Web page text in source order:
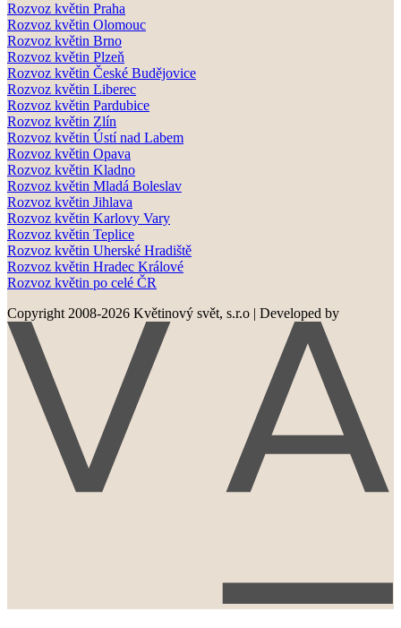
Rozvoz květin Praha
Rozvoz květin Olomouc
Rozvoz květin Brno
Rozvoz květin Plzeň
Rozvoz květin České Budějovice
Rozvoz květin Liberec
Rozvoz květin Pardubice
Rozvoz květin Zlín
Rozvoz květin Ústí nad Labem
Rozvoz květin Opava
Rozvoz květin Kladno
Rozvoz květin Mladá Boleslav
Rozvoz květin Jihlava
Rozvoz květin Karlovy Vary
Rozvoz květin Teplice
Rozvoz květin Uherské Hradiště
Rozvoz květin Hradec Králové
Rozvoz květin po celé ČR
Copyright 2008-2026 Květinový svět, s.r.o | Developed by